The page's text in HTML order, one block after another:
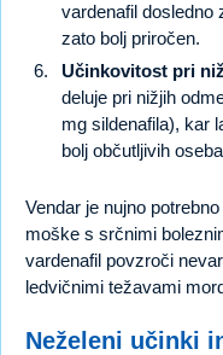
vardenafil dosledno
zato bolj priročen.
Učinkovitost pri
deluje pri nižjih
mg sildenafila), kar
bolj občutljivih
Vendar je nujno
moške s srčnimi
vardenafil povzroči
ledvičnimi težavami
Neželeni učinki